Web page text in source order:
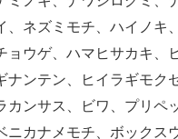
、ネズミモチ、ハイノキ
ョウゲ、ハマヒサカキ、
ナンテン、ヒイラギモク
カンサス、ビワ、プリペ
ニカナメモチ、ボックス